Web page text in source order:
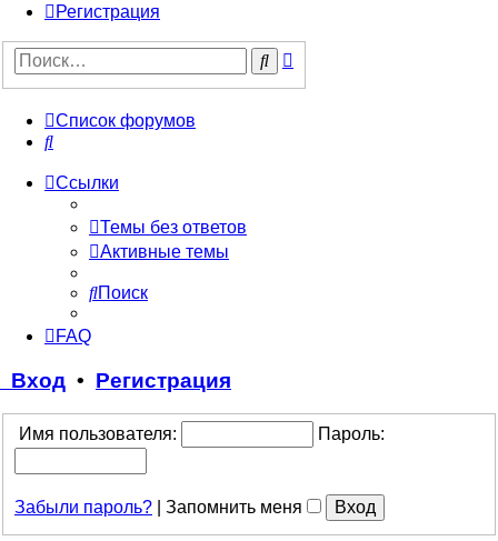
Регистрация
Поиск
Список форумов
Поиск
Ссылки
Темы без ответов
Активные темы
Поиск
FAQ
Вход • Регистрация
Имя пользователя: Пароль:
Забыли пароль? Запомнить меня